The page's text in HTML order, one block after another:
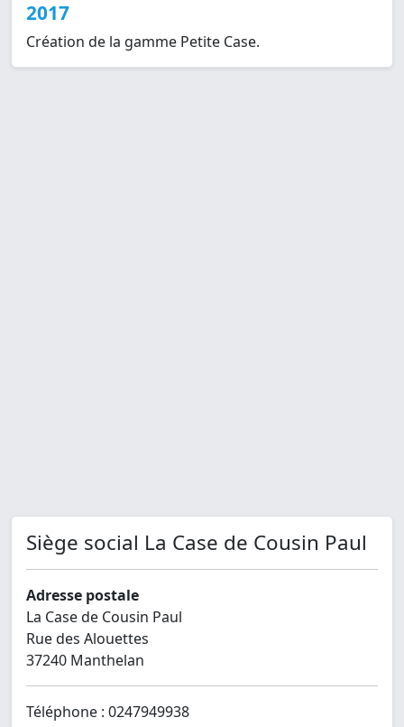
2017
Création de la gamme Petite Case.
Siège social La Case de Cousin Paul
Adresse postale
La Case de Cousin Paul
Rue des Alouettes
37240 Manthelan
Téléphone : 0247949938